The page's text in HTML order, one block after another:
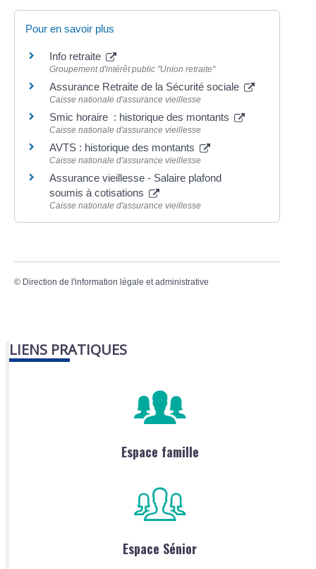
Pour en savoir plus
Info retraite
Groupement d'intérêt public "Union retraite"
Assurance Retraite de la Sécurité sociale
Caisse nationale d'assurance vieillesse
Smic horaire : historique des montants
Caisse nationale d'assurance vieillesse
AVTS : historique des montants
Caisse nationale d'assurance vieillesse
Assurance vieillesse - Salaire plafond
soumis à cotisations
Caisse nationale d'assurance vieillesse
© Direction de l'information légale et administrative
LIENS PRATIQUES
Espace famille
Espace Sénior